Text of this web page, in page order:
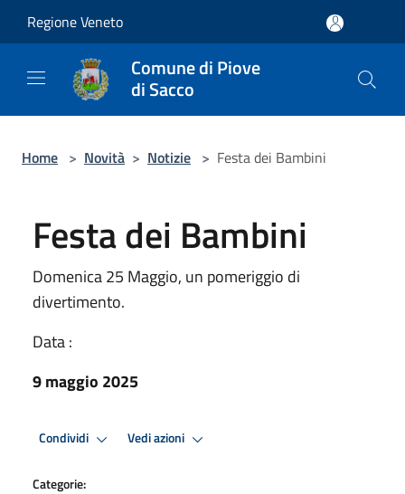
Regione Veneto
Comune di Piove
di Sacco
Home > Novità > Notizie > Festa dei Bambini
Festa dei Bambini
Domenica 25 Maggio, un pomeriggio di
divertimento.
Data :
9 maggio 2025
Condividi Vedi azioni
Categorie: